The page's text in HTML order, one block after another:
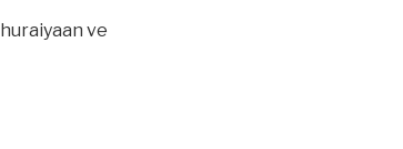
ve